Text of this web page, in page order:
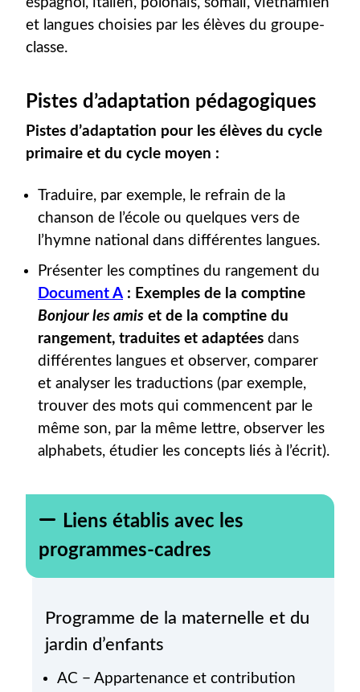
et langues choisies par les élèves du groupe-
classe.
Pistes d’adaptation pédagogiques
Pistes d’adaptation pour les élèves du cycle
primaire et du cycle moyen :
Traduire, par exemple, le refrain de la
chanson de l’école ou quelques vers de
l’hymne national dans différentes langues.
Présenter les comptines du rangement du
Document A: Exemples de la comptine
Bonjour les amis et de la comptine du
rangement, traduites et adaptées dans
différentes langues et observer, comparer
et analyser les traductions (par exemple,
trouver des mots qui commencent par le
même son, par la même lettre, observer les
alphabets, étudier les concepts liés à l’écrit).
Liens établis avec les
programmes-cadres
Programme de la maternelle et du
jardin d’enfants
AC − Appartenance et contribution